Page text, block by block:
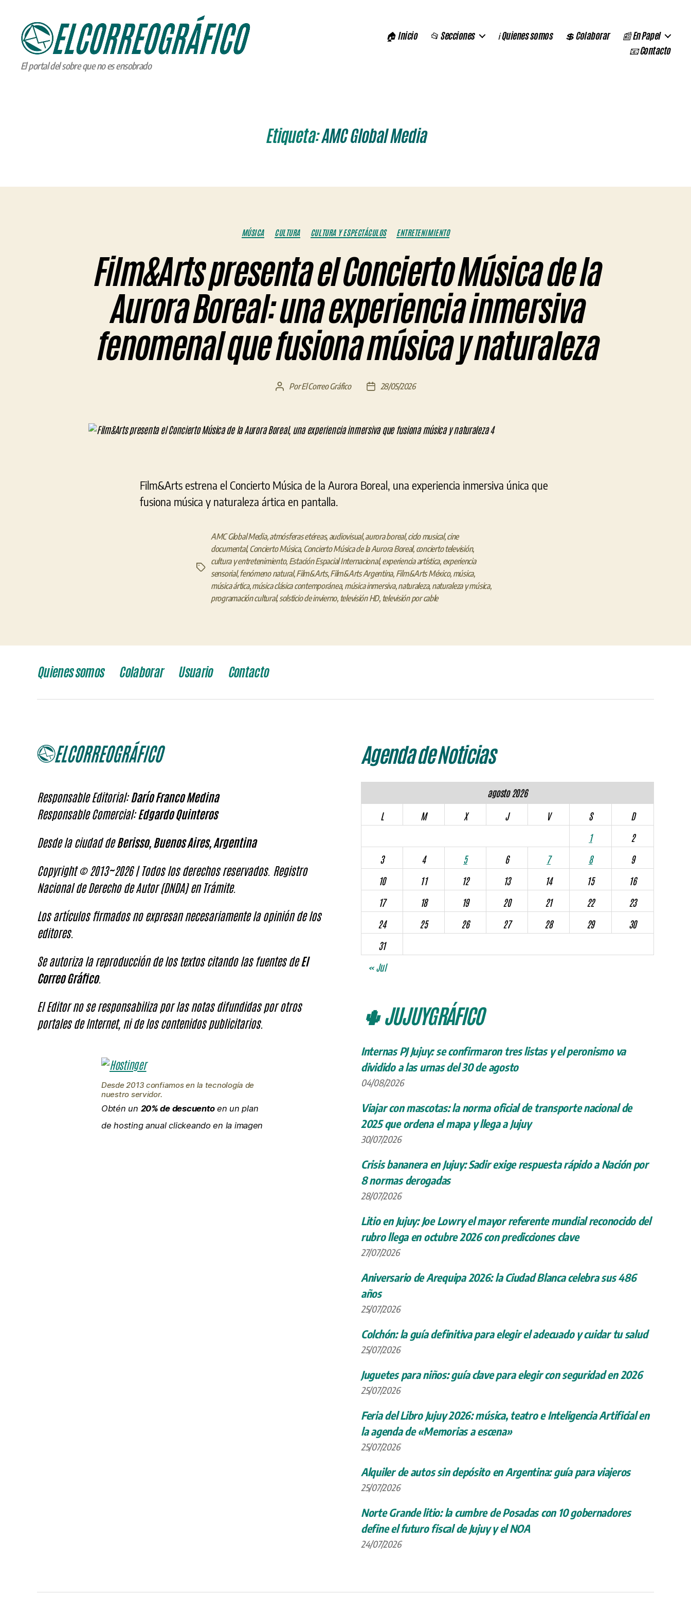
ELCORREOGRÁFICO
El portal del sobre que no es ensobrado
🏠 Inicio 📂 Secciones ℹ️ Quienes somos 💲 Colaborar
📰 En Papel
📧 Contacto
Etiqueta:AMC Global Media
Categorías
MÚSICA CULTURA CULTURA Y ESPECTÁCULOS ENTRETENIMIENTO
Film&Arts presenta el Concierto Música de la
Aurora Boreal: una experiencia inmersiva
fenomenal que fusiona música y naturaleza
Autor
entrada
PorEl Correo Gráfico
Fecha
entrada
28/05/2026
Film&Arts estrena el Concierto Música de la Aurora Boreal, una experiencia inmersiva única que
fusiona música y naturaleza ártica en pantalla.
Etiquetas
AMC Global Media,atmósferas etéreas, audiovisual,aurora boreal,ciclo musical,cine
documental,Concierto Música, Concierto Música de la Aurora Boreal, concierto televisión,
cultura y entretenimiento, Estación Espacial Internacional,experiencia artística, experiencia
sensorial,fenómeno natural,Film&Arts,Film&Arts Argentina, Film&Arts México, música,
música ártica,música clásica contemporánea, música inmersiva,naturaleza, naturaleza y música,
programación cultural,solsticio de invierno, televisión HD, televisión por cable
Quienes somos Colaborar Usuario Contacto
Responsable Editorial:Darío Franco Medina
Responsable Comercial:Edgardo Quinteros
Desde la ciudad deBerisso, Buenos Aires, Argentina
Copyright © 2013~2026 | Todos los derechos reservados. Registro
Nacional de Derecho de Autor (DNDA) en Trámite.
Los artículos firmados no expresan necesariamente la opinión de los
editores.
Se autoriza la reproducción de los textos citando las fuentes deEl
Correo Gráfico.
El Editor no se responsabiliza por las notas difundidas por otros
portales de Internet, ni de los contenidos publicitarios.
Desde 2013 confiamos en la tecnología de
nuestro servidor.
Obtén un 20% de descuentoen un plan
de hosting anual clickeando en la imagen
Agenda de Noticias
agosto 2026
L
M X J V S
D
1
2
3
4 5 6 7 8
9
10
11 12 13 14 15
16
17
18 19 20 21 22
23
24
25 26 27 28 29
30
31
« Jul
🌵 JUJUYGRÁFICO
Internas PJ Jujuy: se confirmaron tres listas y el peronismo va
dividido a las urnas del 30 de agosto
04/08/2026
Viajar con mascotas: la norma oficial de transporte nacional de
2025 que ordena el mapa y llega a Jujuy
30/07/2026
Crisis bananera en Jujuy: Sadir exige respuesta rápido a Nación por
8 normas derogadas
28/07/2026
Litio en Jujuy: Joe Lowry el mayor referente mundial reconocido del
rubro llega en octubre 2026 con predicciones clave
27/07/2026
Aniversario de Arequipa 2026: la Ciudad Blanca celebra sus 486
años
25/07/2026
Colchón: la guía definitiva para elegir el adecuado y cuidar tu salud
25/07/2026
Juguetes para niños: guía clave para elegir con seguridad en 2026
25/07/2026
Feria del Libro Jujuy 2026: música, teatro e Inteligencia Artificial en
la agenda de «Memorias a escena»
25/07/2026
Alquiler de autos sin depósito en Argentina: guía para viajeros
25/07/2026
Norte Grande litio: la cumbre de Posadas con 10 gobernadores
define el futuro fiscal de Jujuy y el NOA
24/07/2026